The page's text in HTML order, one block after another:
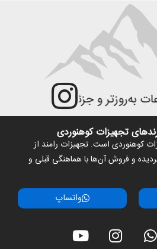
و جزئیات بیش‌تر، به صفحه
تجهیزات کوهنوردی
کوهنوردی است. تجهیزات رامند از
و فروش آن‌ها با هماهنگی قبلی و
واتساپ
W
h
I
n
Y
o